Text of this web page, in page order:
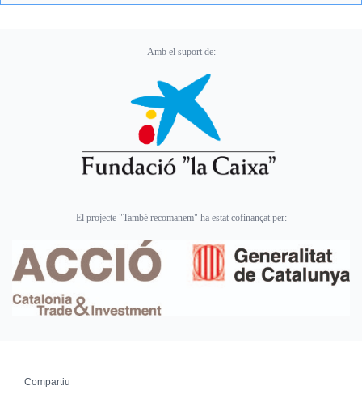
Amb el suport de:
El projecte "També recomanem" ha estat cofinançat per:
Compartiu